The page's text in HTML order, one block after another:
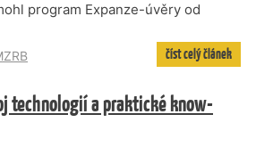
program Expanze-úvěry od
číst celý článek
technologií a praktické know-